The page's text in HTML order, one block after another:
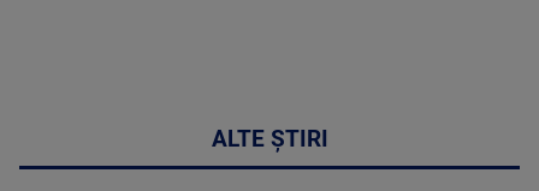
ALTE ȘTIRI